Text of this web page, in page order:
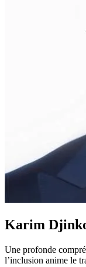
Karim
Une profonde
l’inclusion anime le